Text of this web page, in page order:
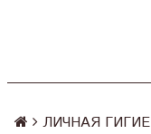
ЛИЧНАЯ